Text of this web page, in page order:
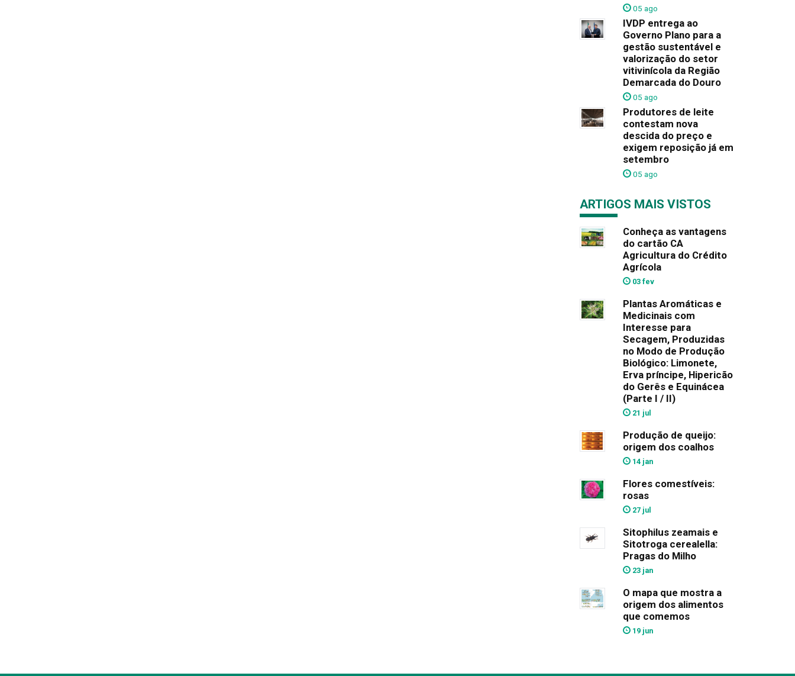
05 ago
IVDP entrega ao
Governo Plano para a
gestão sustentável e
valorização do setor
vitivinícola da Região
Demarcada do Douro
05 ago
Produtores de leite
contestam nova
descida do preço e
exigem reposição já em
setembro
05 ago
ARTIGOS MAIS VISTOS
Conheça as vantagens
do cartão CA
Agricultura do Crédito
Agrícola
03 fev
Plantas Aromáticas e
Medicinais com
Interesse para
Secagem, Produzidas
no Modo de Produção
Biológico: Limonete,
Erva príncipe, Hipericão
do Gerês e Equinácea
(Parte I / II)
21 jul
Produção de queijo:
origem dos coalhos
14 jan
Flores comestíveis:
rosas
27 jul
Sitophilus zeamais e
Sitotroga cerealella:
Pragas do Milho
23 jan
O mapa que mostra a
origem dos alimentos
que comemos
19 jun